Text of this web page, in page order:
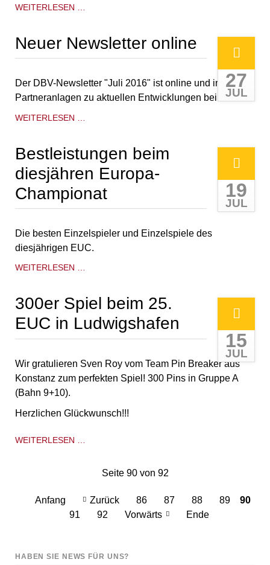
WEITERLESEN …
IN
FÜHRUNG
27
JUL
Neuer Newsletter online
Der DBV-Newsletter "Juli 2016" ist online und informiert
Partneranlagen zu aktuellen Entwicklungen beim DBV.
WEITERLESEN …
19
JUL
Bestleistungen beim
diesjähren Europa-
Championat
Die besten Einzelspieler und Einzelspiele des
diesjährigen EUC.
WEITERLESEN …
EUROPA-
CHAMPIONAT
15
JUL
300er Spiel beim 25.
EUC in Ludwigshafen
Wir gratulieren Sven Roy vom Team Pin Breaker aus
Konstanz zum perfekten Spiel! 300 Pins in Gruppe A
(Bahn 9+10).
Herzlichen Glückwunsch!!!
WEITERLESEN …
IN
LUDWIGSHAFEN
Seite 90 von 92
Anfang Zurück 86 87 88 89
90
91
92 Vorwärts Ende
HABEN SIE NEWS FÜR UNS?